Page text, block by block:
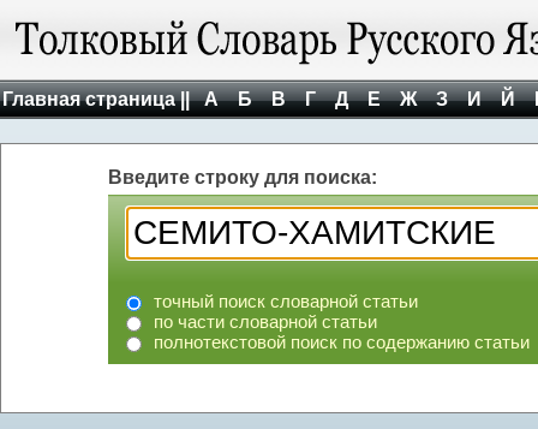
Главная страница || А Б В Г Д Е Ж З И Й
Введите строку для поиска:
точный поиск словарной статьи
по части словарной статьи
полнотекстовой поиск по содержанию статьи